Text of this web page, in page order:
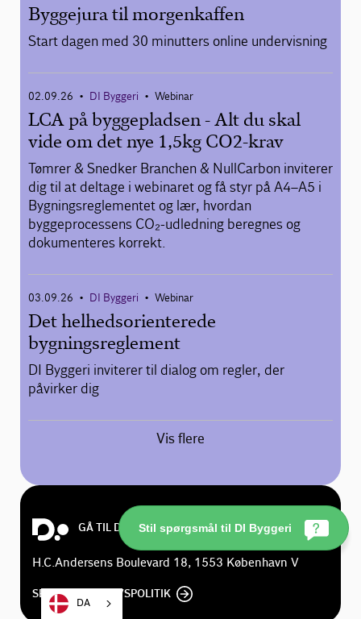
Byggejura til morgenkaffen
Start dagen med 30 minutters online undervisning
02.09.26 • DI Byggeri • Webinar
LCA på byggepladsen - Alt du skal
vide om det nye 1,5kg CO2-krav
Tømrer & Snedker Branchen & NullCarbon inviterer
dig til at deltage i webinaret og få styr på A4–A5 i
Bygningsreglementet og lær, hvordan
byggeprocessens CO₂-udledning beregnes og
dokumenteres korrekt.
03.09.26 • DI Byggeri • Webinar
Det helhedsorienterede
bygningsreglement
DI Byggeri inviterer til dialog om regler, der
påvirker dig
Vis flere
GÅ TIL DI.DK
H.C.Andersens Boulevard 18, 1553 København V
SE DI'S PRIVATLIVSPOLITIK
DA
Stil spørgsmål til DI Byggeri